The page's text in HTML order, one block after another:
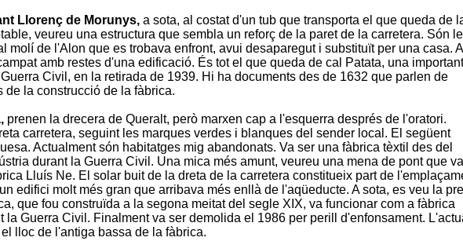
Llorenç de Morunys, a sota, al costat d'un tub que transporta el que queda de
veureu una estructura que sembla un reforç de la paret de la carretera. Són
molí de l'Alon que es trobava enfront, avui desaparegut i substituït per una casa. A
amb restes d'una edificació. És tot el que queda de cal Patata, una important
Civil, en la retirada de 1939. Hi ha documents des de 1632 que parlen de
de la construcció de la fàbrica.
prenen la drecera de Queralt, però marxen cap a l'esquerra després de l'oratori.
carretera, seguint les marques verdes i blanques del sender local. El següent
. Actualment són habitatges mig abandonats. Va ser una fàbrica tèxtil des del
durant la Guerra Civil. Una mica més amunt, veureu una mena de pont que va
Lluís Ne. El solar buit de la dreta de la carretera constitueix part de
edifici molt més gran que arribava més enllà de l'aqüeducte. A sota, es veu la
que fou construïda a la segona meitat del segle XIX, va funcionar com a fàbrica
la Guerra Civil. Finalment va ser demolida el 1986 per perill d'enfonsament.
lloc de l'antiga bassa de la fàbrica.